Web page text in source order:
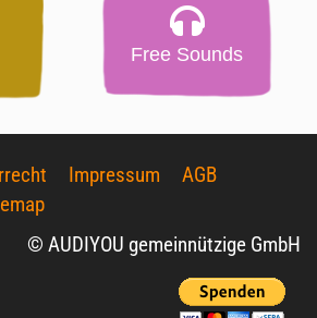
Free Sounds
Impressum
AGB
© AUDIYOU gemeinnützige GmbH